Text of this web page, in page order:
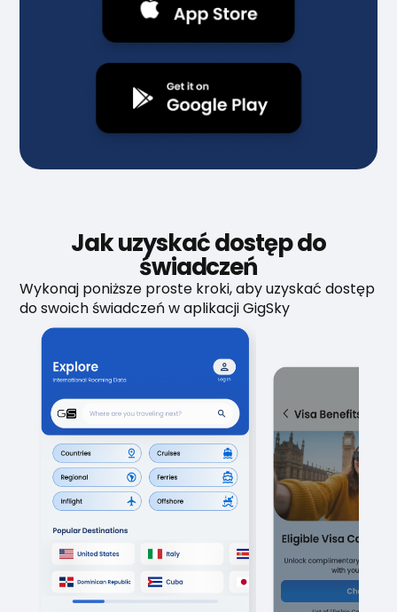
Jak uzyskać dostęp do
świadczeń
Wykonaj poniższe proste kroki, aby uzyskać dostęp
do swoich świadczeń w aplikacji GigSky